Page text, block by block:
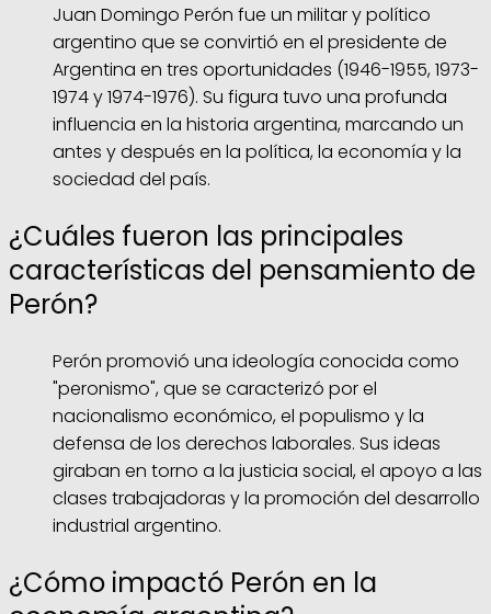
Juan Domingo Perón fue un militar y político
argentino que se convirtió en el presidente de
Argentina en tres oportunidades (1946-1955, 1973-
1974 y 1974-1976). Su figura tuvo una profunda
influencia en la historia argentina, marcando un
antes y después en la política, la economía y la
sociedad del país.
¿Cuáles fueron las principales
características del pensamiento de
Perón?
Perón promovió una ideología conocida como
"peronismo", que se caracterizó por el
nacionalismo económico, el populismo y la
defensa de los derechos laborales. Sus ideas
giraban en torno a la justicia social, el apoyo a las
clases trabajadoras y la promoción del desarrollo
industrial argentino.
¿Cómo impactó Perón en la